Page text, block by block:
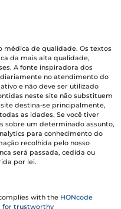
médica de qualidade. Os textos
da mais alta qualidade,
A fonte inspiradora dos
no atendimento do
e não deve ser utilizado
neste site não substituem
destina-se principalmente,
as idades. Se você tiver
sobre um determinado assunto,
para conhecimento do
recolhida pelo nosso
será passada, cedida ou
por lei.
with the HONcode
for trustworthy